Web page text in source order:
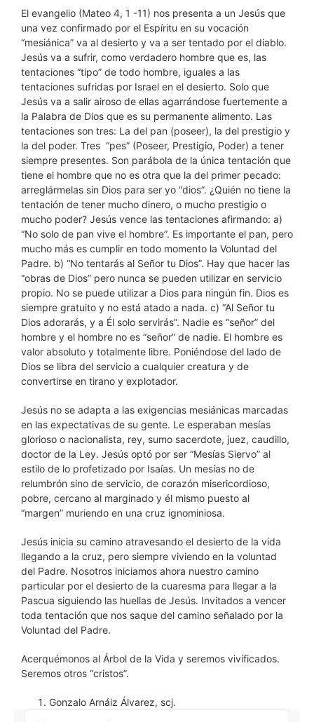
El evangelio (Mateo 4, 1 -11) nos presenta a un Jesús que
una vez confirmado por el Espíritu en su vocación
“mesiánica” va al desierto y va a ser tentado por el diablo.
Jesús va a sufrir, como verdadero hombre que es, las
tentaciones “tipo” de todo hombre, iguales a las
tentaciones sufridas por Israel en el desierto. Solo que
Jesús va a salir airoso de ellas agarrándose fuertemente a
la Palabra de Dios que es su permanente alimento. Las
tentaciones son tres: La del pan (poseer), la del prestigio y
la del poder. Tres “pes” (Poseer, Prestigio, Poder) a tener
siempre presentes. Son parábola de la única tentación que
tiene el hombre que no es otra que la del primer pecado:
arreglármelas sin Dios para ser yo “dios”. ¿Quién no tiene la
tentación de tener mucho dinero, o mucho prestigio o
mucho poder? Jesús vence las tentaciones afirmando: a)
“No solo de pan vive el hombre”. Es importante el pan, pero
mucho más es cumplir en todo momento la Voluntad del
Padre. b) “No tentarás al Señor tu Dios”. Hay que hacer las
“obras de Dios” pero nunca se pueden utilizar en servicio
propio. No se puede utilizar a Dios para ningún fin. Dios es
siempre gratuito y no está atado a nada. c) “Al Señor tu
Dios adorarás, y a Él solo servirás”. Nadie es “señor” del
hombre y el hombre no es “señor” de nadie. El hombre es
valor absoluto y totalmente libre. Poniéndose del lado de
Dios se libra del servicio a cualquier creatura y de
convertirse en tirano y explotador.
Jesús no se adapta a las exigencias mesiánicas marcadas
en las expectativas de su gente. Le esperaban mesías
glorioso o nacionalista, rey, sumo sacerdote, juez, caudillo,
doctor de la Ley. Jesús optó por ser “Mesías Siervo” al
estilo de lo profetizado por Isaías. Un mesías no de
relumbrón sino de servicio, de corazón misericordioso,
pobre, cercano al marginado y él mismo puesto al
“margen” muriendo en una cruz ignominiosa.
Jesús inicia su camino atravesando el desierto de la vida
llegando a la cruz, pero siempre viviendo en la voluntad
del Padre. Nosotros iniciamos ahora nuestro camino
particular por el desierto de la cuaresma para llegar a la
Pascua siguiendo las huellas de Jesús. Invitados a vencer
toda tentación que nos saque del camino señalado por la
Voluntad del Padre.
Acerquémonos al Árbol de la Vida y seremos vivificados.
Seremos otros “cristos”.
Gonzalo Arnáiz Álvarez, scj.